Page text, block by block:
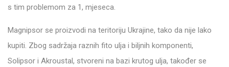
s tim problemom za 1, mjeseca.
Magnipsor se proizvodi na teritoriju Ukrajine, tako da nije lako
kupiti. Zbog sadržaja raznih fito ulja i biljnih komponenti,
Solipsor i Akroustal, stvoreni na bazi krutog ulja, također se